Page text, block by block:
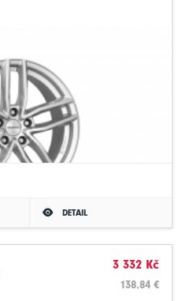
DETAIL
3 332 Kč
138.84 €